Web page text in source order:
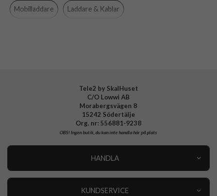
Mobilladdare Laddare & Kablar
Tele2 by SkalHuset
C/O Lowwi AB
Morabergsvägen 8
15242 Södertälje
Org. nr: 556881-9238
OBS!Ingen butik, du kan inte handla här på plats
HANDLA
KUNDSERVICE